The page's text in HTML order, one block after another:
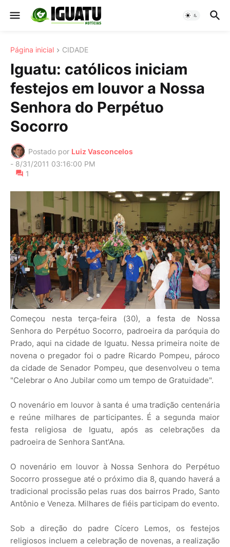
Página inicial CIDADE
Iguatu: católicos iniciam
festejos em louvor a Nossa
Senhora do Perpétuo
Socorro
Postado por Luiz Vasconcelos
- 8/31/2011 03:16:00 PM
1
Começou nesta terça-feira (30), a festa de Nossa
Senhora do Perpétuo Socorro, padroeira da paróquia do
Prado, aqui na cidade de Iguatu. Nessa primeira noite de
novena o pregador foi o padre Ricardo Pompeu, pároco
da cidade de Senador Pompeu, que desenvolveu o tema
"Celebrar o Ano Jubilar como um tempo de Gratuidade".
O novenário em louvor à santa é uma tradição centenária
e reúne milhares de participantes. É a segunda maior
festa religiosa de Iguatu, após as celebrações da
padroeira de Senhora Sant'Ana.
O novenário em louvor à Nossa Senhora do Perpétuo
Socorro prossegue até o próximo dia 8, quando haverá a
tradicional procissão pelas ruas dos bairros Prado, Santo
Antônio e Veneza. Milhares de fiéis participam do evento.
Sob a direção do padre Cícero Lemos, os festejos
religiosos incluem a celebração de novenas, a realização